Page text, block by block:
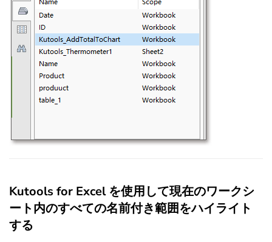
Kutools for Excel を使用して現在のワークシ
ート内のすべての名前付き範囲をハイライト
する